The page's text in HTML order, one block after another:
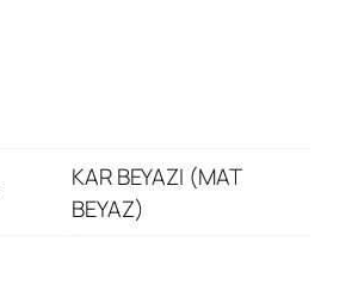
KAR BEYAZI (MAT
BEYAZ)